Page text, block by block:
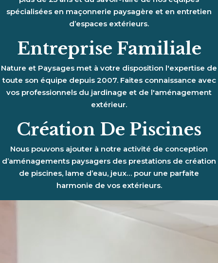
spécialisées en maçonnerie paysagère et en entretien
d’espaces extérieurs.
Entreprise Familiale
Nature et Paysages met à votre disposition l'expertise de
toute son équipe depuis 2007. Faites connaissance avec
vos professionnels du jardinage et de l'aménagement
extérieur.
Création De Piscines
Nous pouvons ajouter à notre activité de conception
d’aménagements paysagers des prestations de création
de piscines, lame d’eau, jeux… pour une parfaite
harmonie de vos extérieurs.